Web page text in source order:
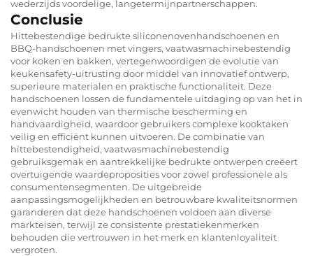
wederzijds voordelige, langetermijnpartnerschappen.
Conclusie
Hittebestendige bedrukte siliconenovenhandschoenen en
BBQ-handschoenen met vingers, vaatwasmachinebestendig
voor koken en bakken, vertegenwoordigen de evolutie van
keukensafety-uitrusting door middel van innovatief ontwerp,
superieure materialen en praktische functionaliteit. Deze
handschoenen lossen de fundamentele uitdaging op van het in
evenwicht houden van thermische bescherming en
handvaardigheid, waardoor gebruikers complexe kooktaken
veilig en efficiënt kunnen uitvoeren. De combinatie van
hittebestendigheid, vaatwasmachinebestendig
gebruiksgemak en aantrekkelijke bedrukte ontwerpen creëert
overtuigende waardeproposities voor zowel professionele als
consumentensegmenten. De uitgebreide
aanpassingsmogelijkheden en betrouwbare kwaliteitsnormen
garanderen dat deze handschoenen voldoen aan diverse
markteisen, terwijl ze consistente prestatiekenmerken
behouden die vertrouwen in het merk en klantenloyaliteit
vergroten.